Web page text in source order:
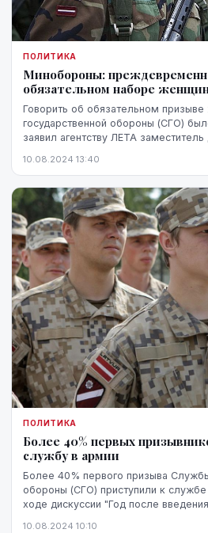
ПОЛИТИКА
Минобороны:
обязательном наборе
Говорить об обязательном
государственной обороны (СГО)
заявил агентству ЛЕТА заместитель
10.08.2024 13:40
ПОЛИТИКА
Более 40% первых
службу в армии
Более 40% первого призыва
обороны (СГО) приступили к
ходе дискуссии "Год после
10.08.2024 10:10